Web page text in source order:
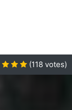
(118 votes)